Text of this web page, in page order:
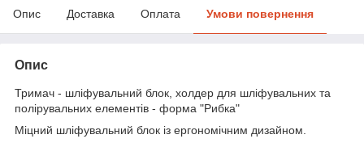
Опис Доставка Оплата Умови повернення
Опис
Тримач - шліфувальний блок, холдер для шліфувальних та
полірувальних елементів - форма "Рибка"
Міцний шліфувальний блок із ергономічним дизайном.